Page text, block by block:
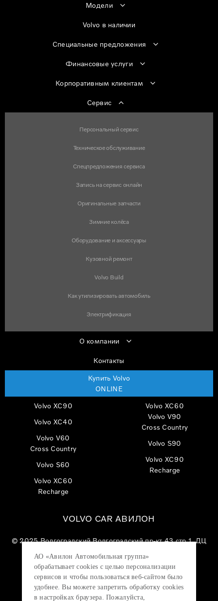
АО «Авилон Автомобильная группа»
обрабатывает cookies с целью персонализации
сервисов и чтобы пользоваться веб-сайтом было
удобнее. Вы можете запретить обработку сookies
в настройках браузера. Пожалуйста,
Модели
Volvo в наличии
Специальные предложения
Финансовые услуги
Корпоративным клиентам
Сервис
Персональный сервис
Техническое обслуживание
Спецпредложения сервиса
Запись на сервис онлайн
Оригинальные запчасти
Зимние колёса
Оборудование и аксессуары
Кузовной ремонт
Volvo Build
Как утилизировать автомобиль
Электрификация
О компании
Контакты
Купить Volvo
ONLINE
Volvo XC90
Volvo XC60
Volvo XC40
Volvo V90
Cross Country
Volvo V60
Cross Country
Volvo S90
Volvo S60
Volvo XC90
Recharge
Volvo XC60
Recharge
VOLVO CAR АВИЛОН
© 2025Волгоградский Волгоградский пр-кт 43 стр 1, ДЦ
АО «Авилон АГ», ОГРН 1027700000151, ИНН
7705133757.